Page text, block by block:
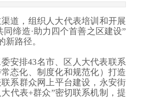
道，组织人大代表培训和开展
缔造·助力四个首善之区建设”
路径。
安排43名市、区人大代表联系
态化、制度化和规范化）打造
系群众网上平台建设，永安街
代表+群众”密切联系机制，提